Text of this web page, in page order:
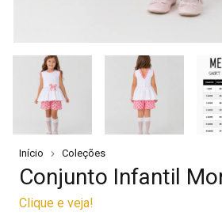
Início Coleções
Conjunto Infantil
Clique e veja!